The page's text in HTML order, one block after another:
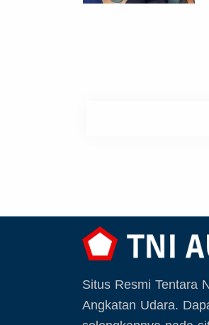
Situs Resmi Tentara
Angkatan Udara.